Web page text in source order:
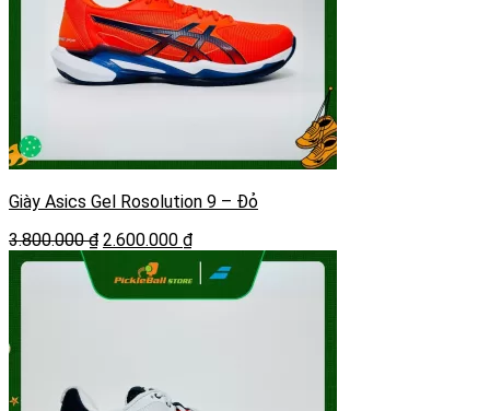
Giày Asics Gel Rosolution 9 – Đỏ
3.800.000₫ Giá
là:
3.800.000 ₫.
2.600.000 ₫Giá
hiện
tại
là: